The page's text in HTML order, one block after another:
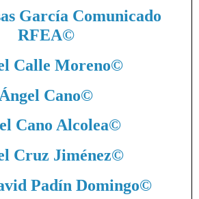
García Comunicado
RFEA©
Calle Moreno©
Ángel Cano©
Cano Alcolea©
Cruz Jiménez©
Padín Domingo©